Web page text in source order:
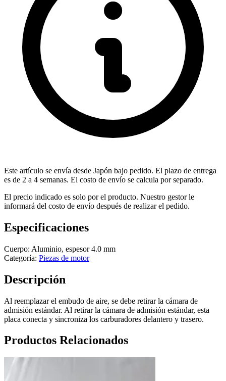
Este artículo se envía desde Japón bajo pedido. El plazo de entrega
es de 2 a 4 semanas. El costo de envío se calcula por separado.
El precio indicado es solo por el producto. Nuestro gestor le
informará del costo de envío después de realizar el pedido.
Especificaciones
Cuerpo: Aluminio, espesor 4.0 mm
Categoría: Piezas de motor
Descripción
Al reemplazar el embudo de aire, se debe retirar la cámara de
admisión estándar. Al retirar la cámara de admisión estándar, esta
placa conecta y sincroniza los carburadores delantero y trasero.
Productos Relacionados